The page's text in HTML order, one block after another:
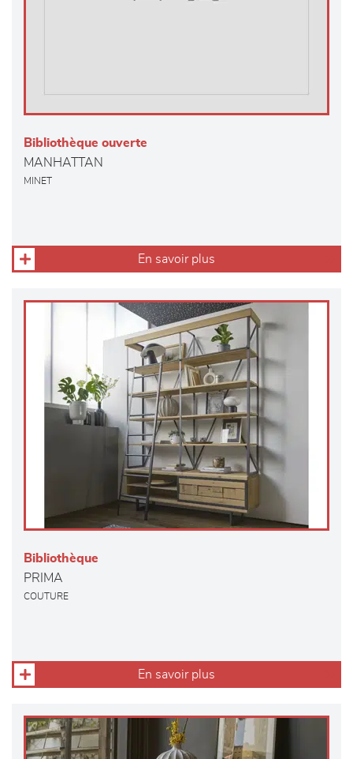
Bibliothèque ouverte
MANHATTAN
MINET
En savoir plus
Bibliothèque
PRIMA
COUTURE
En savoir plus